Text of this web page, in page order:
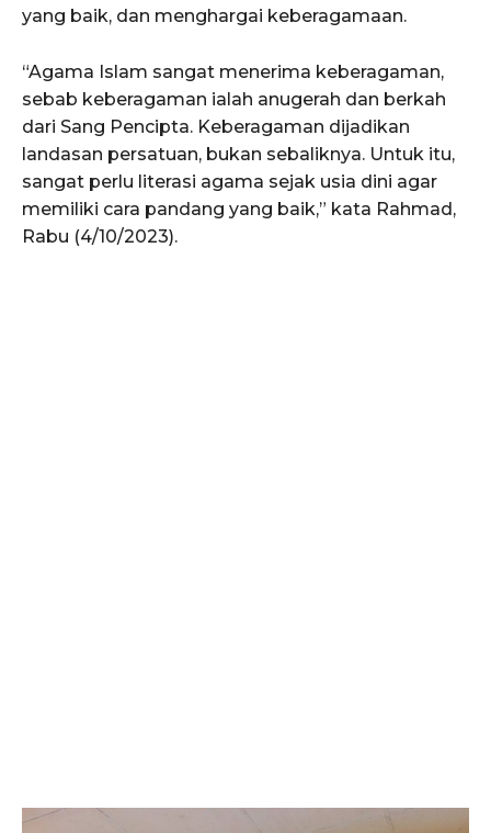
yang baik, dan menghargai keberagamaan.
“Agama Islam sangat menerima keberagaman,
sebab keberagaman ialah anugerah dan berkah
dari Sang Pencipta. Keberagaman dijadikan
landasan persatuan, bukan sebaliknya. Untuk itu,
sangat perlu literasi agama sejak usia dini agar
memiliki cara pandang yang baik,” kata Rahmad,
Rabu (4/10/2023).